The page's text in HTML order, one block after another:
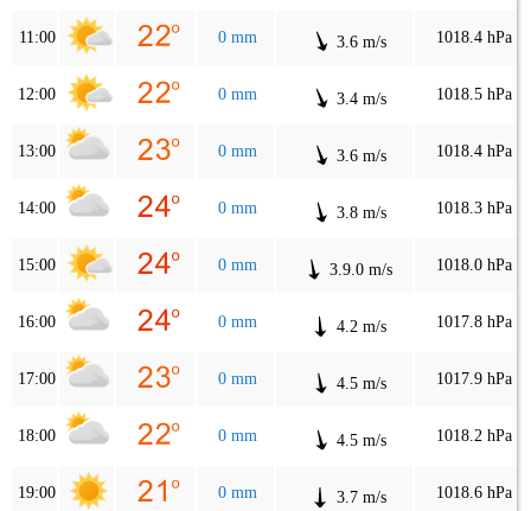
11:00 0 mm 3.6 m/s 1018.4 hPa
12:00 0 mm 3.4 m/s 1018.5 hPa
13:00 0 mm 3.6 m/s 1018.4 hPa
14:00 0 mm 3.8 m/s 1018.3 hPa
15:00 0 mm 3.9.0 m/s 1018.0 hPa
16:00 0 mm 4.2 m/s 1017.8 hPa
17:00 0 mm 4.5 m/s 1017.9 hPa
18:00 0 mm 4.5 m/s 1018.2 hPa
19:00 0 mm 3.7 m/s 1018.6 hPa